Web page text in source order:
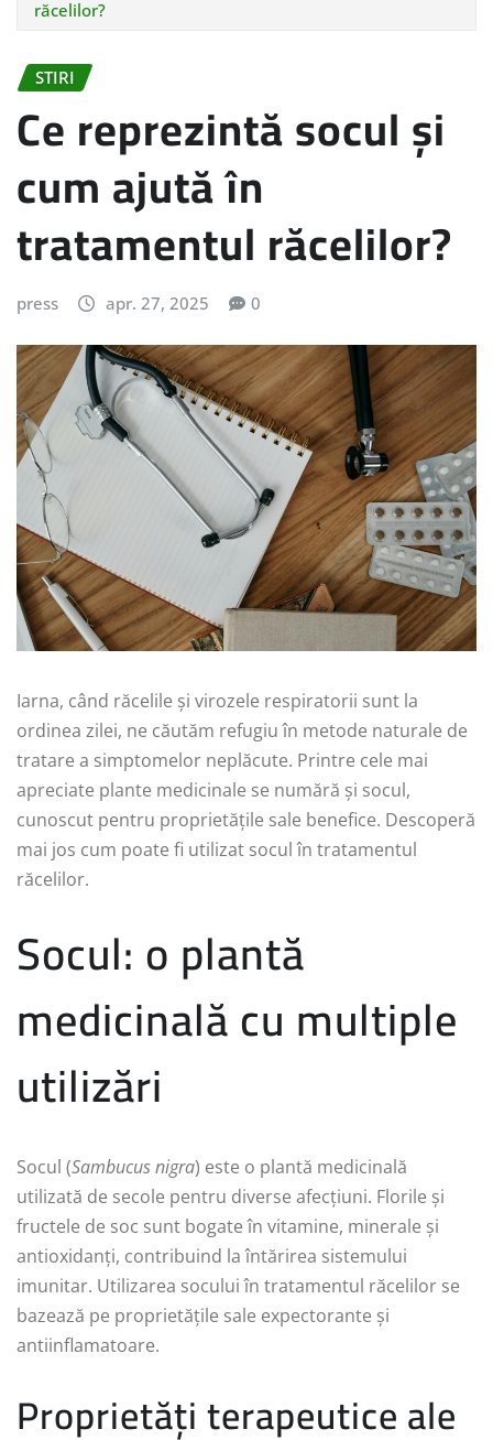
răcelilor?
STIRI
Ce reprezintă socul și
cum ajută în
tratamentul răcelilor?
press apr. 27, 2025 0
Iarna, când răcelile și virozele respiratorii sunt la
ordinea zilei, ne căutăm refugiu în metode naturale de
tratare a simptomelor neplăcute. Printre cele mai
apreciate plante medicinale se numără și socul,
cunoscut pentru proprietățile sale benefice. Descoperă
mai jos cum poate fi utilizat socul în tratamentul
răcelilor.
Socul: o plantă
medicinală cu multiple
utilizări
Socul (Sambucus nigra) este o plantă medicinală
utilizată de secole pentru diverse afecțiuni. Florile și
fructele de soc sunt bogate în vitamine, minerale și
antioxidanți, contribuind la întărirea sistemului
imunitar. Utilizarea socului în tratamentul răcelilor se
bazează pe proprietățile sale expectorante și
antiinflamatoare.
Proprietăți terapeutice ale